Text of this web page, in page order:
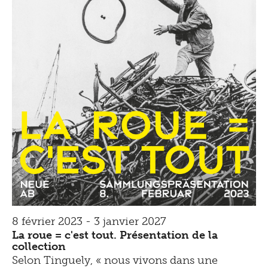
8 février 2023 - 3 janvier 2027
La roue = c'est tout. Présentation de la
collection
Selon Tinguely, « nous vivons dans une